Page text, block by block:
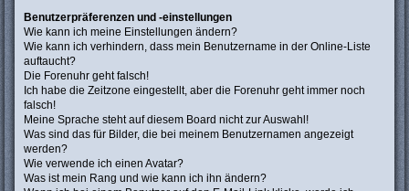
Benutzerpräferenzen und -einstellungen
Wie kann ich meine Einstellungen ändern?
Wie kann ich verhindern, dass mein Benutzername in der Online-Liste
auftaucht?
Die Forenuhr geht falsch!
Ich habe die Zeitzone eingestellt, aber die Forenuhr geht immer noch
falsch!
Meine Sprache steht auf diesem Board nicht zur Auswahl!
Was sind das für Bilder, die bei meinem Benutzernamen angezeigt
werden?
Wie verwende ich einen Avatar?
Was ist mein Rang und wie kann ich ihn ändern?